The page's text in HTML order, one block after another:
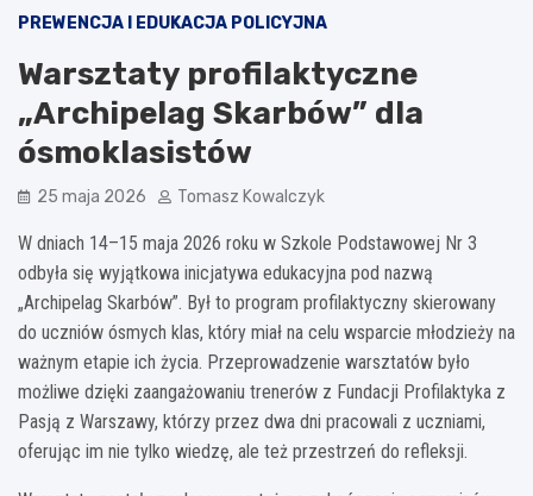
PREWENCJA I EDUKACJA POLICYJNA
Warsztaty profilaktyczne
„Archipelag Skarbów” dla
ósmoklasistów
25 maja 2026 Tomasz Kowalczyk
W dniach 14–15 maja 2026 roku w Szkole Podstawowej Nr 3
odbyła się wyjątkowa inicjatywa edukacyjna pod nazwą
„Archipelag Skarbów”. Był to program profilaktyczny skierowany
do uczniów ósmych klas, który miał na celu wsparcie młodzieży na
ważnym etapie ich życia. Przeprowadzenie warsztatów było
możliwe dzięki zaangażowaniu trenerów z Fundacji Profilaktyka z
Pasją z Warszawy, którzy przez dwa dni pracowali z uczniami,
oferując im nie tylko wiedzę, ale też przestrzeń do refleksji.